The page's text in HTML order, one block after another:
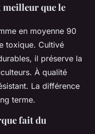
que le
en moyenne 90
toxique. Cultivé
il préserve la
À qualité
La différence
terme.
fait du